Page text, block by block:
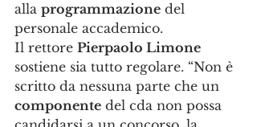
alla programmazione del
personale accademico.
Il rettore Pierpaolo Limone
sostiene sia tutto regolare. “Non è
scritto da nessuna parte che un
componente del cda non possa